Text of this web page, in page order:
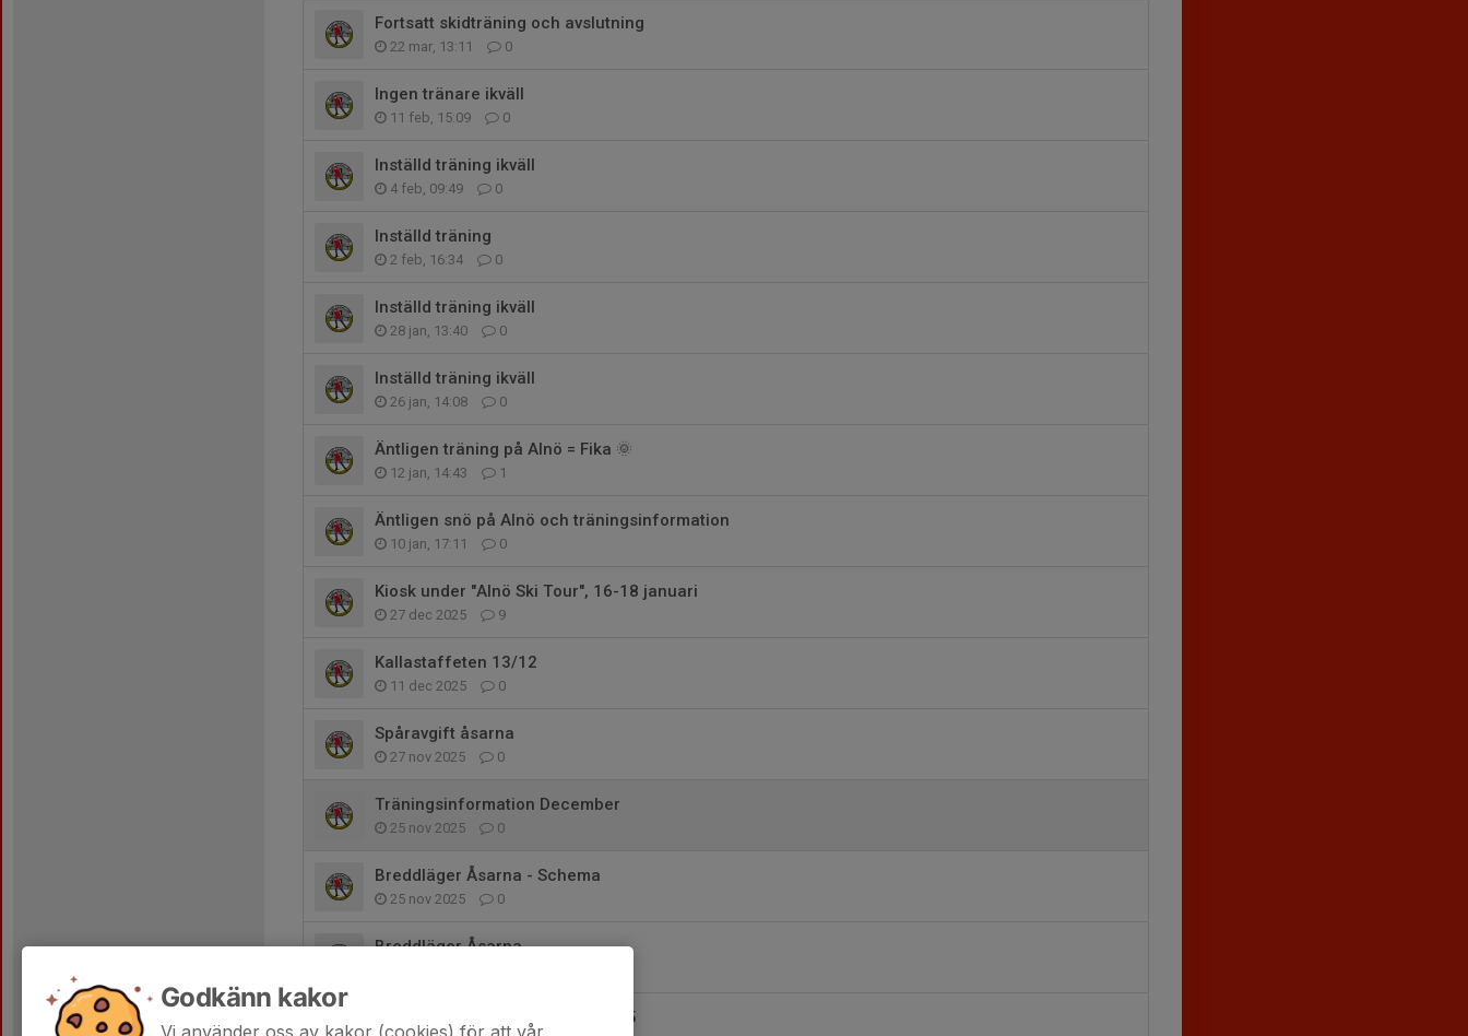
Fortsatt skidträning och avslutning
22 mar, 13:11 0
Ingen tränare ikväll
11 feb, 15:09 0
Inställd träning ikväll
4 feb, 09:49 0
Inställd träning
2 feb, 16:34 0
Inställd träning ikväll
28 jan, 13:40 0
Inställd träning ikväll
26 jan, 14:08 0
Äntligen träning på Alnö = Fika 🌞
12 jan, 14:43 1
Äntligen snö på Alnö och träningsinformation
10 jan, 17:11 0
Kiosk under "Alnö Ski Tour", 16-18 januari
27 dec 2025 9
Kallastaffeten 13/12
11 dec 2025 0
Spåravgift åsarna
27 nov 2025 0
Träningsinformation December
25 nov 2025 0
Breddläger Åsarna - Schema
25 nov 2025 0
Breddläger Åsarna
Träningsinformation hösten 2025
Godkänn kakor
Vi använder oss av kakor (cookies) för att vår